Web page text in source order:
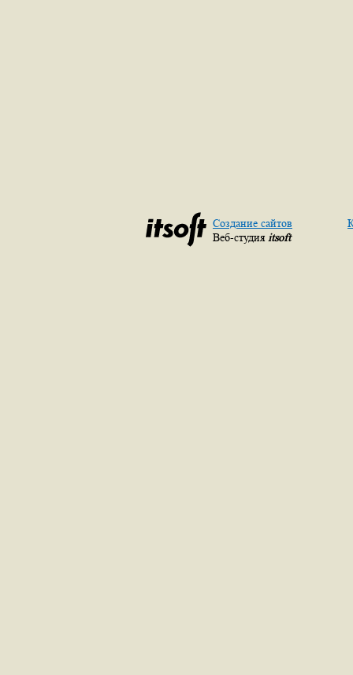
Создание сайтов
Веб-студия itsoft